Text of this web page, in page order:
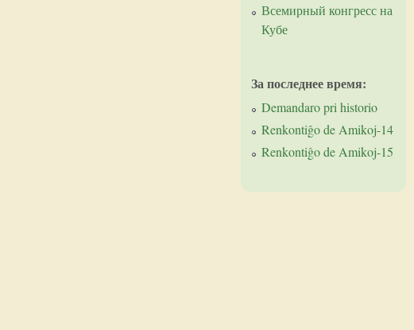
Всемирный конгресс на
Кубе
За последнее время:
Demandaro pri historio
Renkontiĝo de Amikoj-14
Renkontiĝo de Amikoj-15